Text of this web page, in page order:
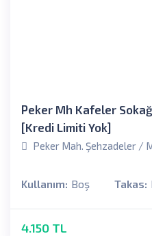
Peker Mh Kafeler
[Kredi Limiti Yok]
Peker Mah. Şehzadeler /
Kullanım: Boş Takas:
4.150 TL